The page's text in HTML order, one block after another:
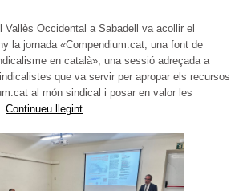
Vallès Occidental a Sabadell va acollir el
la jornada «Compendium.cat, una font de
en català», una sessió adreçada a
que va servir per apropar els recursos
al món sindical i posar en valor les
Continueu llegint